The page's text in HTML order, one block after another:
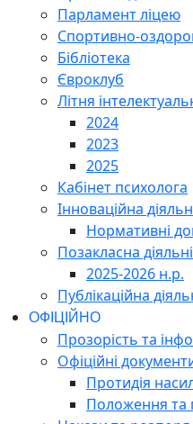
Парламент ліцею
Спортивно-
Бібліотека
Євроклуб
Літня
2024
2023
2025
Кабінет психолога
Інноваційна
Нормативні
Позакласна
2025-2026 н.р.
Публікаційна
ОФІЦІЙНО
Прозорість та
Офіційні
Протидія
Положення та